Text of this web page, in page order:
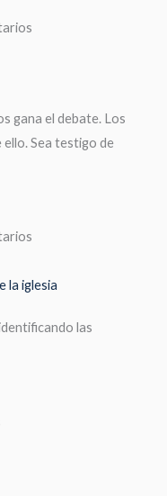
gana el debate. Los
ello. Sea testigo de
la iglesia
las